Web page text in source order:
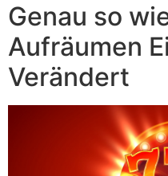
Genau so
Aufräumen
Verändert